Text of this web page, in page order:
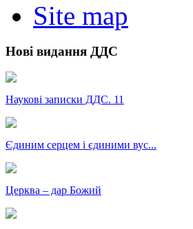
Site map
Нові видання ДДС
Наукові записки ДДС. 11
Єдиним серцем і єдиними вус...
Церква – дар Божий